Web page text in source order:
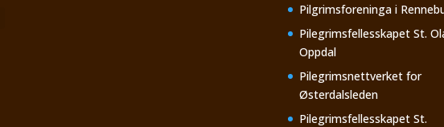
Pilgrimsforeninga i
Pilegrimsfellesskapet St.
Oppdal
Pilegrimsnettverket for
Østerdalsleden
Pilegrimsfellesskapet St.